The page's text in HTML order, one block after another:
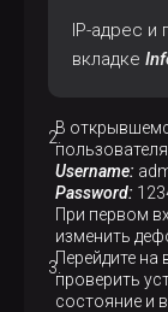
IP-адрес и
вкладке
В
Username:
Password:
При первом
изменить
Перейдите на
проверить
состояние и